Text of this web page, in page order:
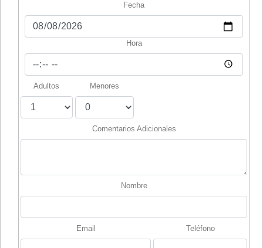
Fecha
Hora
Adultos Menores
Comentarios Adicionales
Nombre
Email Teléfono